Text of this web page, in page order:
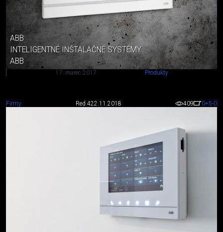
ABB
INTELIGENTNÉ INŠTALAČNÉ SYSTÉMY
ABB
17. marec 2017 Produkty
Firmy Red 422.11.2018 409 0+5-0